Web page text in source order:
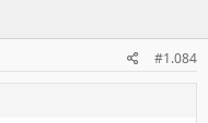
#1.084